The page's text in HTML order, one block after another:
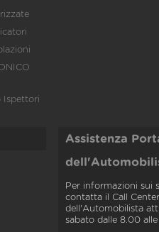
Ispettori
Assistenza
Per informazioni sui
contatta il Call
dell'Automobilista
sabato dalle 8.00